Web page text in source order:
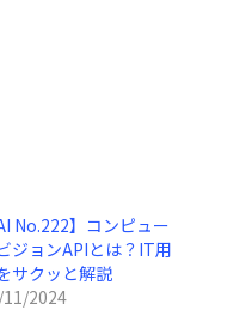
AI No.222】コンピュー
ジョンAPIとは？IT用
サクッと解説
2024